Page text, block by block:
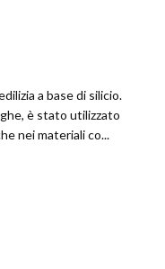
a base di silicio.
è stato utilizzato
nei materiali co...